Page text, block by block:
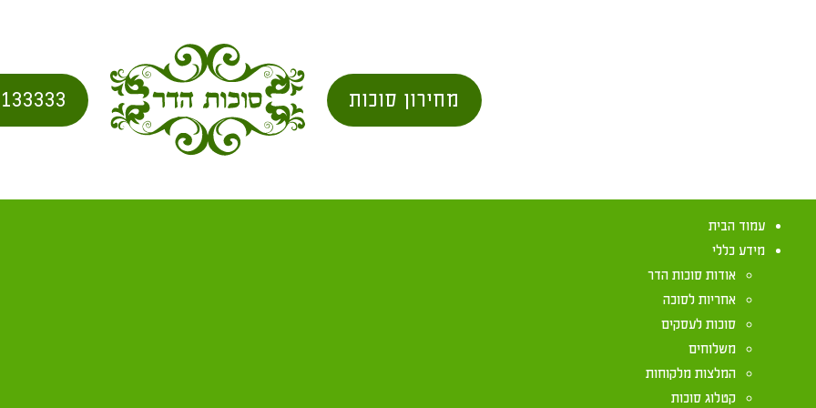
מחירון סוכות
עמוד הבית
מידע כללי
אודות סוכות הדר
אחריות לסוכה
סוכות לעסקים
משלוחים
המלצות מלקוחות
קטלוג סוכות